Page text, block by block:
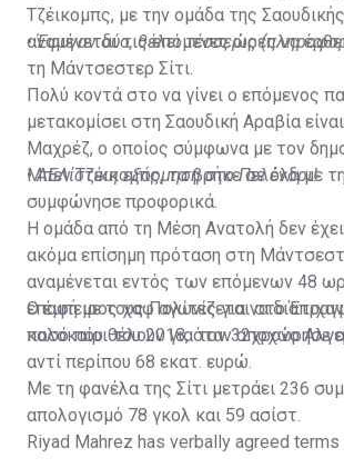
Τζέικομπς, με την ομάδα της
αναμένεται τις επόμενες ώρες να
τη Μάντσεστερ Σίτι.
•Έφυγαν δύο, θέλει τέσσερις
Πολύ κοντά στο να γίνει ο επόμενος
μετακομίσει στη Σαουδική Αραβία
Μαχρέζ, ο οποίος σύμφωνα με τον
Μπεν Τζέικομπς, τα βρήκε σε όλα με
συμφώνησε προφορικά.
•ΑΕΛίστικη εξόρμηση στο Πελένδρι!
Η ομάδα από τη Μέση Ανατολή δεν
ακόμα επίσημη πρόταση στη
αναμένεται εντός των επόμενων 48
επαφή με τους Πολίτες για να
ποσό που θέλουν για τον 32χρονο
Ο έμπειρος χαφ αγωνίζεται στο
καλοκαίρι του 2018, όταν αποχώρησε
αντί περίπου 68 εκατ. ευρώ.
Με τη φανέλα της Σίτι μετράει 236
απολογισμό 78 γκολ και 59 ασίστ.
Riyad Mahrez has verbally agreed terms